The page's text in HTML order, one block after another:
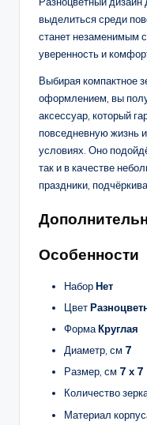
выделиться среди
станет незаменимым
уверенность и
Выбирая компактное
оформлением, вы
аксессуар, который
повседневную жизнь
условиях. Оно
так и в качестве
праздники,
Особенности
НаборНет
Цвет
ФормаКруглая
Диаметр, см 7
Размер, см 7 х 7
Количество
Материал